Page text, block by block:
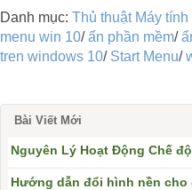
Danh mục: Thủ thuật Máy tính
menu win 10/ẩn phần mềm/
tren windows 10/ Start Menu/
Bài Viết Mới
Nguyên Lý Hoạt Động Chế
Hướng dẫn đổi hình nền cho